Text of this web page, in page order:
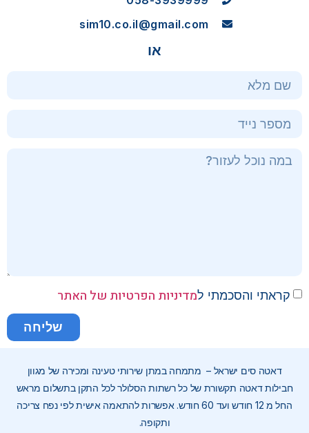
sim10.co.il@gmail.com
או
קראתי והסכמתי למדיניות הפרטיות של האתר
שליחה
דאטה סים ישראל – מתמחה במתן שירותי טעינה ומכירה של מגוון
חבילות דאטה תקשורת של כל רשתות הסלולר לכל התקן בתשלום מראש
החל מ 12 חודש ועד 60 חודש. אפשרות להתאמה אישית לפי נפח צריכה
ותקופה.